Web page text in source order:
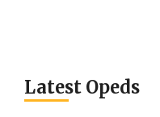
Latest Opeds